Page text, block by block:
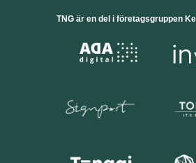
TNG är en del i företagsgruppen